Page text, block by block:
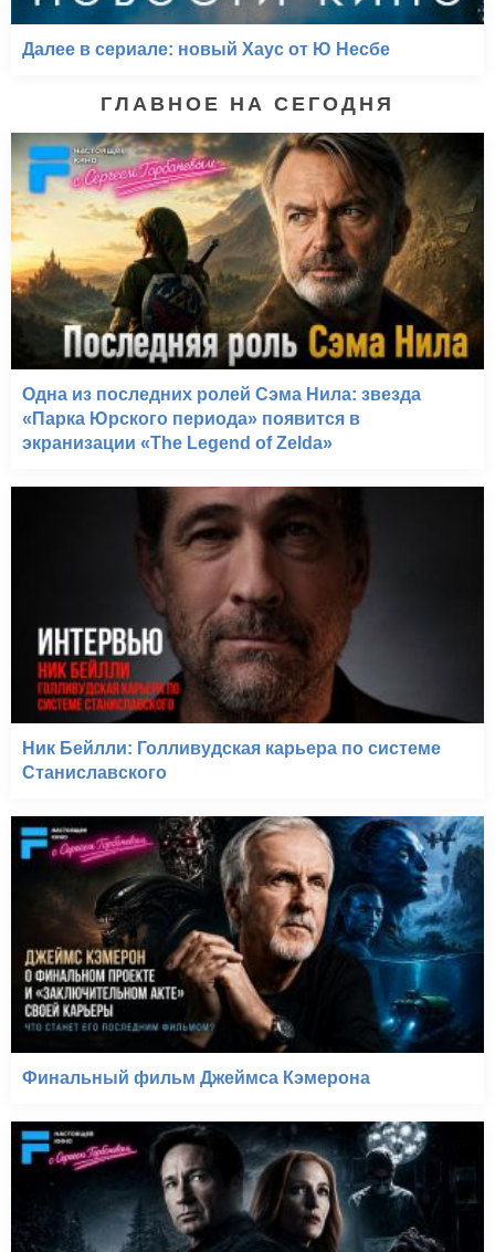
Далее в сериале: новый Хаус от Ю Несбе
ГЛАВНОЕ НА СЕГОДНЯ
Одна из последних ролей Сэма Нила: звезда
«Парка Юрского периода» появится в
экранизации «The Legend of Zelda»
Ник Бейлли: Голливудская карьера по системе
Станиславского
Финальный фильм Джеймса Кэмерона